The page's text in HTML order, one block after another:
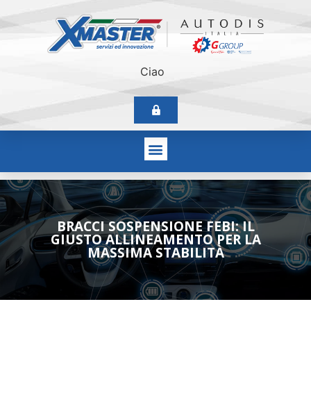
Ciao
BRACCI SOSPENSIONE FEBI: IL
GIUSTO ALLINEAMENTO PER LA
MASSIMA STABILITÀ